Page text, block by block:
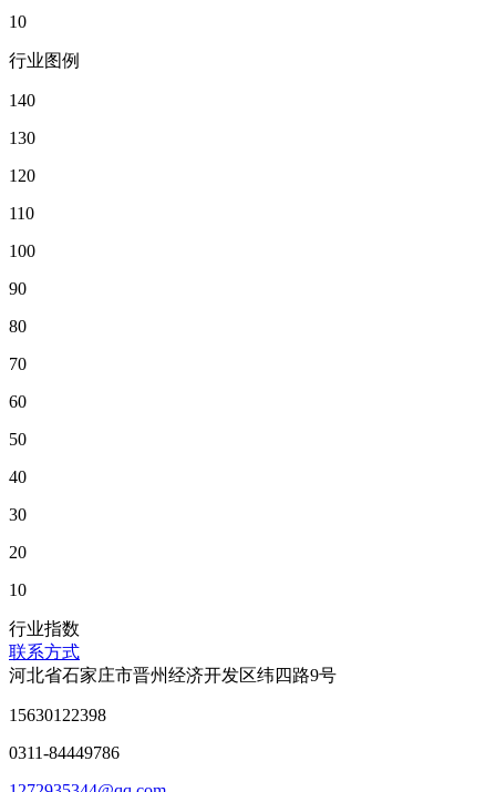
10
行业图例
140
130
120
110
100
90
80
70
60
50
40
30
20
10
行业指数
联系方式
河北省石家庄市晋州经济开发区纬四路9号
15630122398
0311-84449786